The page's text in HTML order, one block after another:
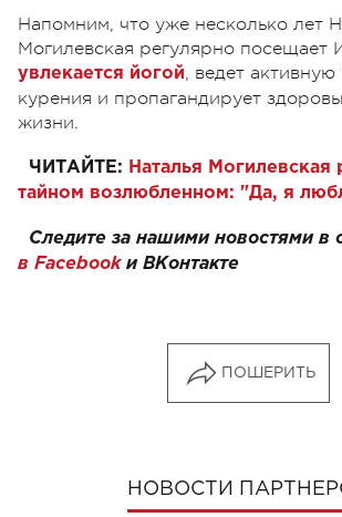
Напомним, что уже несколько лет
Могилевская регулярно посещает
увлекается йогой, ведет
курения и пропагандирует
жизни.
ЧИТАЙТЕ: Наталья Могилевская
тайном возлюбленном: "Да, я
Следите за нашими новостями в
в Facebookи ВКонтакте
ПОШЕРИТЬ
НОВОСТИ